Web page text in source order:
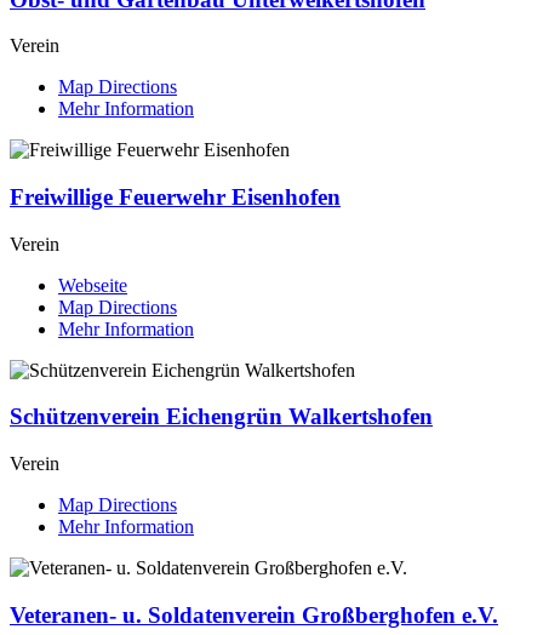
Verein
Map Directions
Mehr Information
Freiwillige Feuerwehr Eisenhofen
Verein
Webseite
Map Directions
Mehr Information
Schützenverein Eichengrün Walkertshofen
Verein
Map Directions
Mehr Information
Veteranen- u. Soldatenverein Großberghofen e.V.